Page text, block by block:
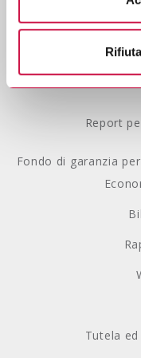
Se vuole saperne di
privacy.
Report
Fondo di garanzia
Tutela